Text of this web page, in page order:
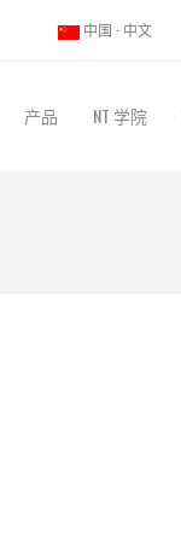
中国 - 中文
产品 NT 学院